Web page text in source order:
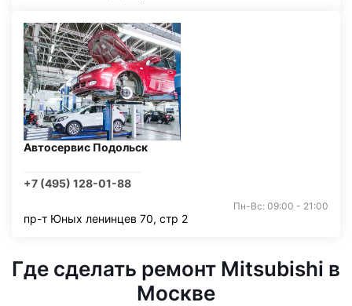
Автосервис Подольск
+7 (495) 128-01-88
Пн-Вс: 09:00 - 21:00
пр-т Юных ленинцев 70, стр 2
Где сделать ремонт Mitsubishi в
Москве